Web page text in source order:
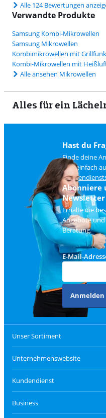
Alle 124 Bewertungen
Verwandte Produkte
Samsung Kombi-Mikrowellen
Samsung Mikrowellen
Kombimikrowellen mit
Kombi-Mikrowellen mit
Alle ansehen Mikrowellen
Alles für ein
Hast du
Finde deine
und einfach
Abonniere
Newsletter
Erhalte die
Angebote
Beratung.
E-Mail-
Anmelden
Unser Sortiment
Unternehmenswebsite
Kundendienst
Business